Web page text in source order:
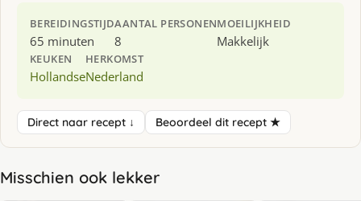
BEREIDINGSTIJD
65 minuten
AANTAL PERSONEN
8
MOEILIJKHEID
Makkelijk
KEUKEN
Hollandse
HERKOMST
Nederland
Direct naar recept ↓ Beoordeel dit recept ★
Misschien ook lekker